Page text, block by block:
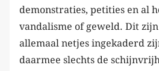
demonstraties, petities en al
vandalisme of geweld. Dit
allemaal netjes ingekaderd
daarmee slechts de